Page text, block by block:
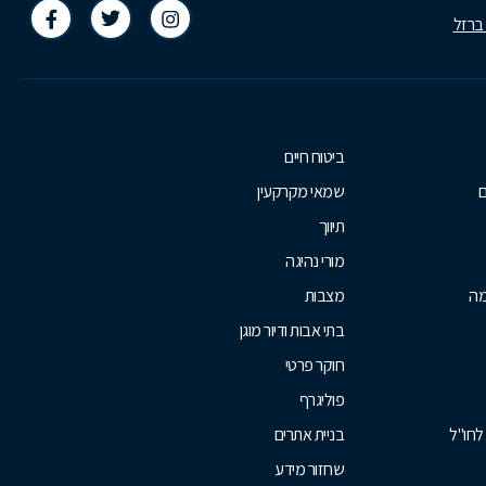
לחו"ל
ביטוח חיים
שמאי מקרקעין
תיווך
מורי נהיגה
מצבות
בתי אבות ודיור מוגן
חוקר פרטי
פוליגרף
בניית אתרים
שחזור מידע